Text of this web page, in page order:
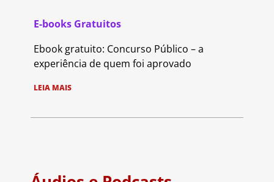
E-books Gratuitos
Ebook gratuito: Concurso Público – a
experiência de quem foi aprovado
LEIA MAIS